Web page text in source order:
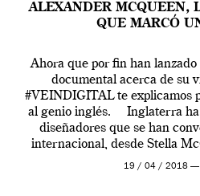
ALEXANDER MCQUEEN,
QUE MARCÓ
Ahora que por fin han
documental acerca de su
#VEINDIGITAL te explicamos
al genio inglés. Inglaterra ha
diseñadores que se han
internacional, desde Stella
Westwood
19 / 04 / 2018 —